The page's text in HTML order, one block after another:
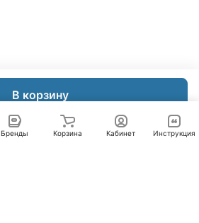
В корзину
Бренды Корзина Кабинет Инструкция